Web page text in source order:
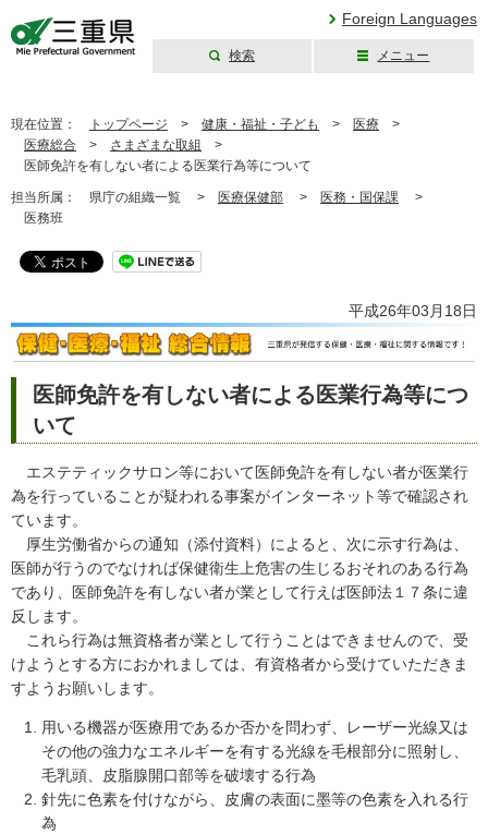
Foreign Languages
検索 メニュー
現在位置： トップページ > 健康・福祉・子ども > 医療 >
医療総合 > さまざまな取組
>
医師免許を有しない者による医業行為等について
担当所属： 県庁の組織一覧 > 医療保健部 > 医務・国保課 >
医務班
平成26年03月18日
医師免許を有しない者による医業行為等につ
いて
エステティックサロン等において医師免許を有しない者が医業行
為を行っていることが疑われる事案がインターネット等で確認され
ています。
厚生労働省からの通知（添付資料）によると、次に示す行為は、
医師が行うのでなければ保健衛生上危害の生じるおそれのある行為
であり、医師免許を有しない者が業として行えば医師法１７条に違
反します。
これら行為は無資格者が業として行うことはできませんので、受
けようとする方におかれましては、有資格者から受けていただきま
すようお願いします。
用いる機器が医療用であるか否かを問わず、レーザー光線又は
その他の強力なエネルギーを有する光線を毛根部分に照射し、
毛乳頭、皮脂腺開口部等を破壊する行為
針先に色素を付けながら、皮膚の表面に墨等の色素を入れる行
為